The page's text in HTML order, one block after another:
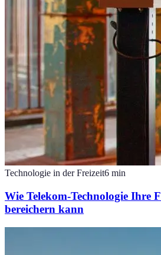
Technologie in der Freizeit6 min
Wie Telekom-Technologie Ihre
bereichern kann